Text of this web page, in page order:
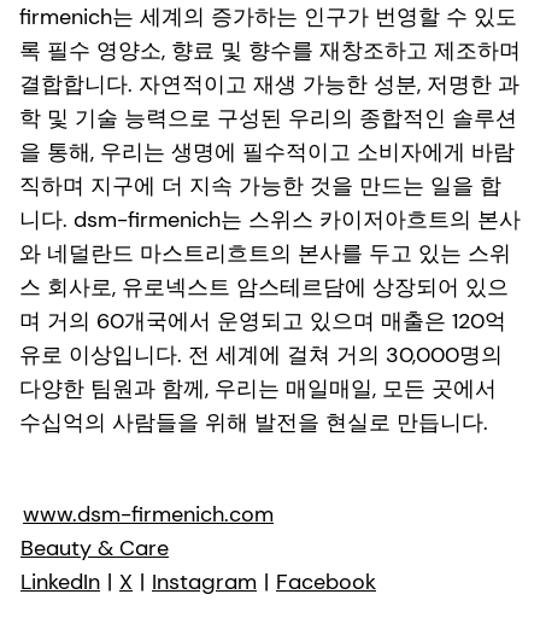
firmenich는 세계의 증가하는 인구가 번영할 수 있도
록 필수 영양소, 향료 및 향수를 재창조하고 제조하며
결합합니다. 자연적이고 재생 가능한 성분, 저명한 과
학 및 기술 능력으로 구성된 우리의 종합적인 솔루션
을 통해, 우리는 생명에 필수적이고 소비자에게 바람
직하며 지구에 더 지속 가능한 것을 만드는 일을 합
니다. dsm-firmenich는 스위스 카이저아흐트의 본사
와 네덜란드 마스트리흐트의 본사를 두고 있는 스위
스 회사로, 유로넥스트 암스테르담에 상장되어 있으
며 거의 60개국에서 운영되고 있으며 매출은 120억
유로 이상입니다. 전 세계에 걸쳐 거의 30,000명의
다양한 팀원과 함께, 우리는 매일매일, 모든 곳에서
수십억의 사람들을 위해 발전을 현실로 만듭니다.
www.dsm-firmenich.com
Beauty & Care
LinkedIn | X | Instagram | Facebook